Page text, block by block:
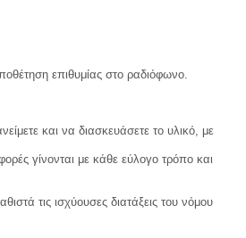
επιθυμίας στο ραδιόφωνο.
και να διασκευάσετε το υλικό, με
γίνονται με κάθε εύλογο τρόπο και
τις ισχύουσες διατάξεις του νόμου